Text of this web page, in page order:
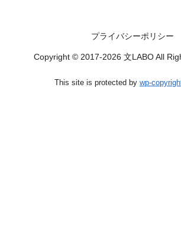
プライバシーポリシー
Copyright © 2017-2026 文LABO All
This site is protected by wp-